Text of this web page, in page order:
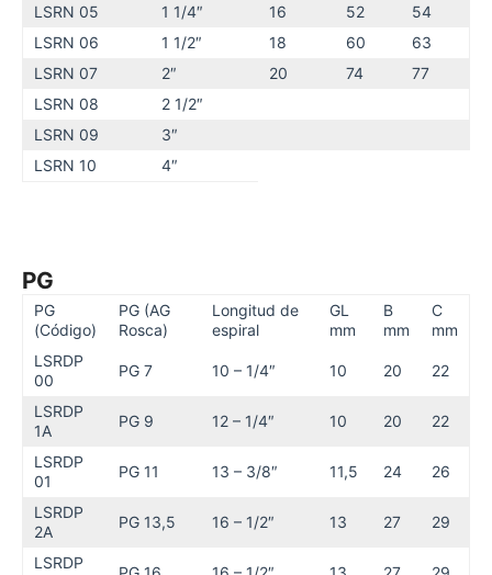
LSRN 05
1 1/4″ 16 52
54
LSRN 06
1 1/2″ 18 60
63
LSRN 07
2″ 20 74
77
LSRN 08
2 1/2″
LSRN 09
3″
LSRN 10
4″
PG
PG
(Código)
PG (AG
Rosca)
Longitud de
espiral
GL
mm
B
mm
C
mm
LSRDP
00
PG 7 10 – 1/4″ 10 20 22
LSRDP
1A
PG 9 12 – 1/4″ 10 20 22
LSRDP
01
PG 11 13 – 3/8″ 11,5 24 26
LSRDP
2A
PG 13,5 16 – 1/2″ 13 27 29
LSRDP